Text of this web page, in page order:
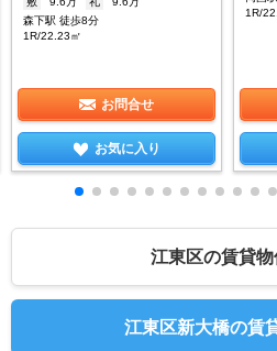
森下駅 徒歩8分
1R/22.23㎡
お問合せ
お気に入り
1R/
江東区の賃貸
江東区新大橋の賃